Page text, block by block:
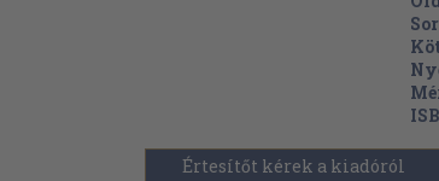
Értesítőt kérek a kiadóról